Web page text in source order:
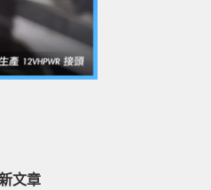
文章